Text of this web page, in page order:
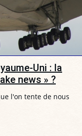
Uni : la
news » ?
l'on tente de nous